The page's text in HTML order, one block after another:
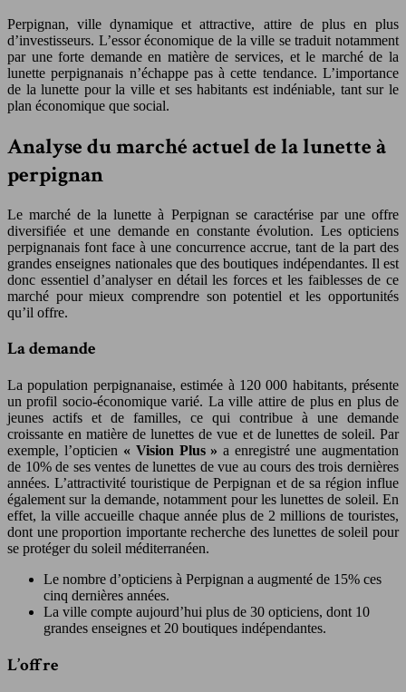
Perpignan, ville dynamique et attractive, attire de plus en plus
d’investisseurs. L’essor économique de la ville se traduit notamment
par une forte demande en matière de services, et le marché de la
lunette perpignanais n’échappe pas à cette tendance. L’importance
de la lunette pour la ville et ses habitants est indéniable, tant sur le
plan économique que social.
Analyse du marché actuel de la lunette à
perpignan
Le marché de la lunette à Perpignan se caractérise par une offre
diversifiée et une demande en constante évolution. Les opticiens
perpignanais font face à une concurrence accrue, tant de la part des
grandes enseignes nationales que des boutiques indépendantes. Il est
donc essentiel d’analyser en détail les forces et les faiblesses de ce
marché pour mieux comprendre son potentiel et les opportunités
qu’il offre.
La demande
La population perpignanaise, estimée à 120 000 habitants, présente
un profil socio-économique varié. La ville attire de plus en plus de
jeunes actifs et de familles, ce qui contribue à une demande
croissante en matière de lunettes de vue et de lunettes de soleil. Par
exemple, l’opticien « Vision Plus »a enregistré une augmentation
de 10% de ses ventes de lunettes de vue au cours des trois dernières
années. L’attractivité touristique de Perpignan et de sa région influe
également sur la demande, notamment pour les lunettes de soleil. En
effet, la ville accueille chaque année plus de 2 millions de touristes,
dont une proportion importante recherche des lunettes de soleil pour
se protéger du soleil méditerranéen.
Le nombre d’opticiens à Perpignan a augmenté de 15% ces
cinq dernières années.
La ville compte aujourd’hui plus de 30 opticiens, dont 10
grandes enseignes et 20 boutiques indépendantes.
L’offre